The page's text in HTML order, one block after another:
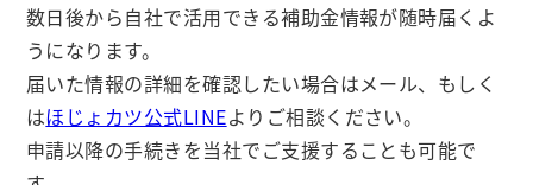
数日後から自社で活用できる補助金情報が随時届くよ
うになります。
届いた情報の詳細を確認したい場合はメール、もしく
はほじょカツ公式LINEよりご相談ください。
申請以降の手続きを当社でご支援することも可能で